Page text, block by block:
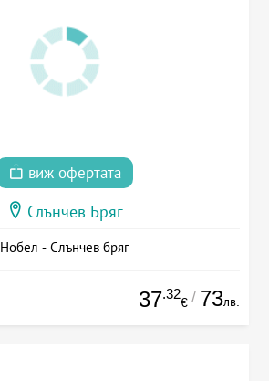
виж офертата
Слънчев Бряг
Нобел - Слънчев бряг
37.32
€ / 73лв.